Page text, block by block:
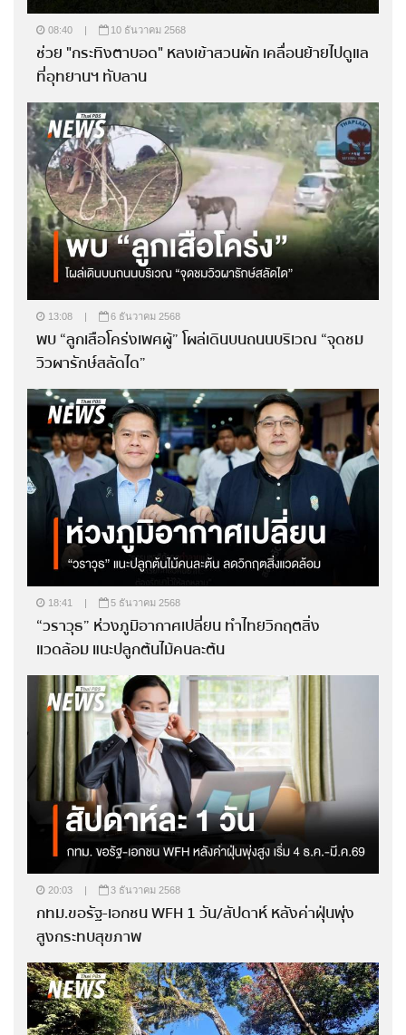
08:40 | 10 ธันวาคม 2568
ช่วย "กระทิงตาบอด" หลงเข้าสวนผัก เคลื่อนย้ายไปดูแล
ที่อุทยานฯ ทับลาน
13:08 6 ธันวาคม 2568
พบ “ลูกเสือโคร่งเพศผู้” โผล่เดินบนถนนบริเวณ “จุดชม
วิวผารักษ์สลัดได”
18:41 5 ธันวาคม 2568
“วราวุธ” ห่วงภูมิอากาศเปลี่ยน ทำไทยวิกฤตสิ่ง
แวดล้อม แนะปลูกต้นไม้คนละต้น
20:03 | 3 ธันวาคม 2568
กทม.ขอรัฐ-เอกชน WFH 1 วัน/สัปดาห์ หลังค่าฝุ่นพุ่ง
สูงกระทบสุขภาพ